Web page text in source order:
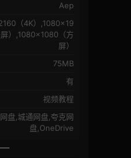
Aep
（4K）,1080×19
）,1080×1080（方
屏）
75MB
有
视频教程
盘,城通网盘,夸克网
盘,OneDrive